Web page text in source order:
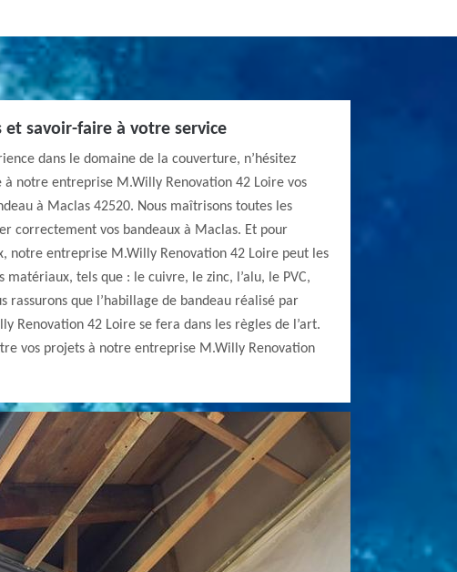
et savoir-faire à votre service
dans le domaine de la couverture, n’hésitez
notre entreprise M.Willy Renovation 42 Loire vos
à Maclas 42520. Nous maîtrisons toutes les
correctement vos bandeaux à Maclas. Et pour
notre entreprise M.Willy Renovation 42 Loire peut les
matériaux, tels que : le cuivre, le zinc, l’alu, le PVC,
rassurons que l’habillage de bandeau réalisé par
Renovation 42 Loire se fera dans les règles de l’art.
vos projets à notre entreprise M.Willy Renovation